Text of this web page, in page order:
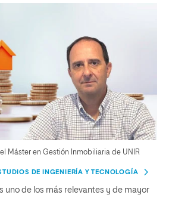
Máster en Gestión Inmobiliaria de UNIR
DE INGENIERÍA Y TECNOLOGÍA
uno de los más relevantes y de mayor